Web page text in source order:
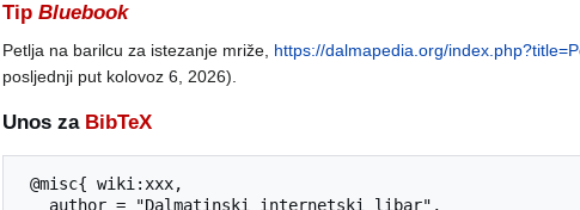
Tip Bluebook
Petlja na barilcu za istezanje mriže, https://dalmapedia.org/
posljednji put kolovoz 6, 2026).
Unos za BibTeX